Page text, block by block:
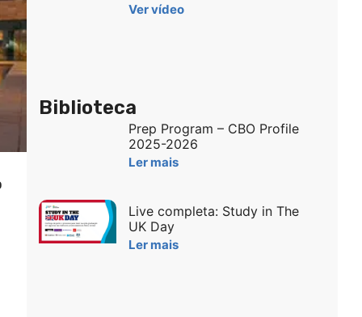
Ver vídeo
Biblioteca
Prep Program – CBO Profile
2025-2026
Ler mais
Live completa: Study in The
UK Day
Ler mais